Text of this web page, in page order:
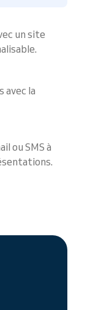
un site
avec la
ou SMS à